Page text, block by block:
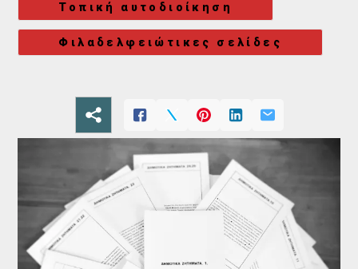
Τοπική αυτοδιοίκηση
Φιλαδελφειώτικες σελίδες